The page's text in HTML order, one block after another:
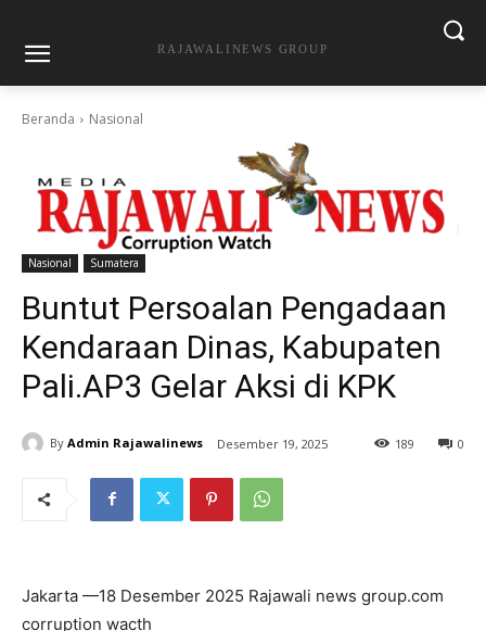
RAJAWALINEWS GROUP
Beranda Nasional
Nasional Sumatera
Buntut Persoalan Pengadaan
Kendaraan Dinas, Kabupaten
Pali.AP3 Gelar Aksi di KPK
By Admin Rajawalinews Desember 19, 2025 0
189
Jakarta —18 Desember 2025 Rajawali news group.com
corruption wacth